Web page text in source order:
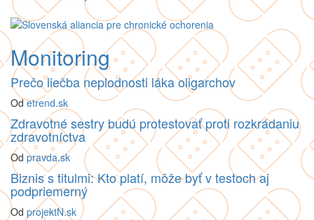
Monitoring
Prečo liečba neplodnosti láka oligarchov
Odetrend.sk
Zdravotné sestry budú protestovať proti rozkrádaniu
zdravotníctva
Od pravda.sk
Biznis s titulmi: Kto platí, môže byť v testoch aj
podpriemerný
Od projektN.sk